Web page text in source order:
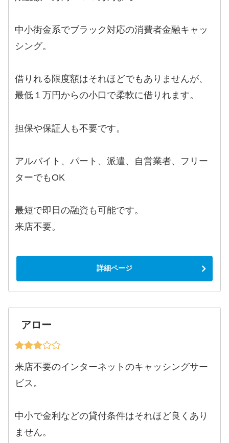
中小街金系でブラック対応の消費者金融キャッ
シング。
借りれる限度額はそれほどでもありませんが、
最低１万円からの小口で柔軟に借りれます。
担保や保証人も不要です。
アルバイト、パート、派遣、自営業者、フリー
ターでもOK
最短で即日の融資も可能です。
来店不要。
詳細ページ
アロー
来店不要のインターネットのキャッシングサー
ビス。
中小で金利などの貸付条件はそれほど良くあり
ません。